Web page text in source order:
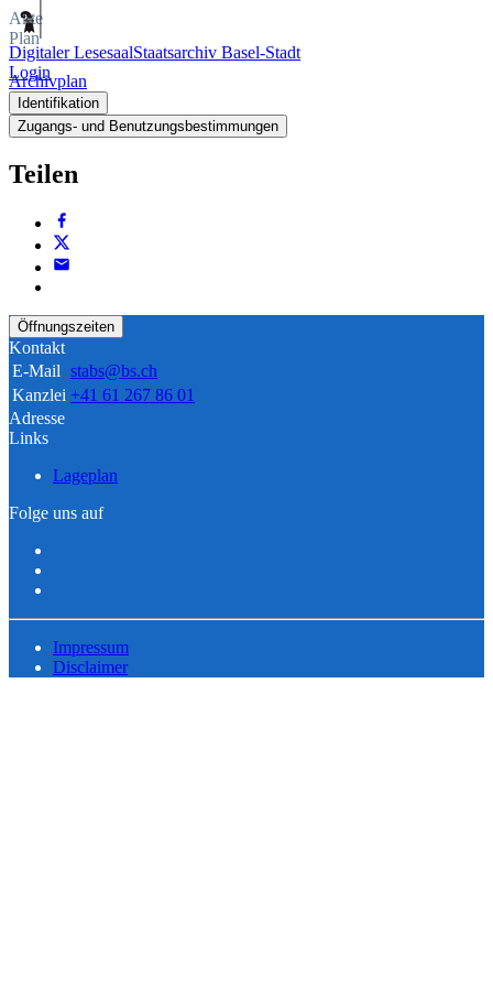
Digitaler LesesaalStaatsarchiv Basel-Stadt
Login
Akte
Plan
Archivplan
Identifikation
Zugangs- und Benutzungsbestimmungen
Teilen
Öffnungszeiten
Kontakt
E-Mail stabs@bs.ch
Kanzlei +41 61 267 86 01
Adresse
Links
Lageplan
Folge uns auf
Impressum
Disclaimer